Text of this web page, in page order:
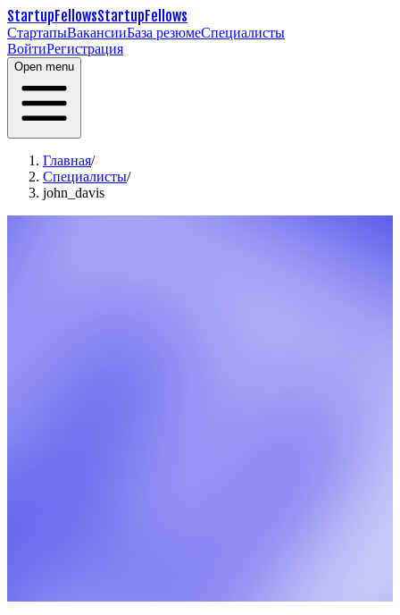
StartupFellowsStartupFellows
СтартапыВакансииБаза резюмеСпециалисты
ВойтиРегистрация
Open menu
Главная/
Специалисты/
john_davis